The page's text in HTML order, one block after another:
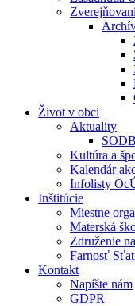
Život v obci
Aktuality
Kultúra a
Kalendár
Infolisty
Inštitúcie
Miestne
Materská
Združenie
Farnosť
Kontakt
Napíšte nám
GDPR